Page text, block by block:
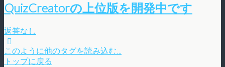
QuizCreatorの上位版を開発中です
返答なし
このように他のタグを読み込む…
トップに戻る